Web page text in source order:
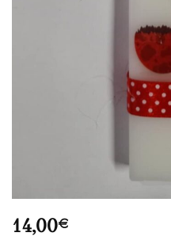
14,00€